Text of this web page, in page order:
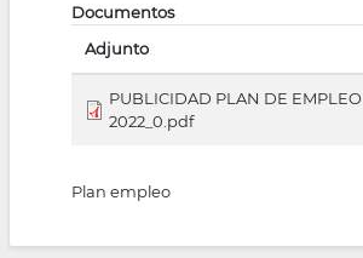
Documentos
Adjunto
PUBLICIDAD PLAN DE EMPLEO
2022_0.pdf
Plan empleo